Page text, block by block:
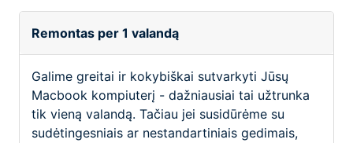
Remontas per 1 valandą
Galime greitai ir kokybiškai sutvarkyti Jūsų
Macbook kompiuterį - dažniausiai tai užtrunka
tik vieną valandą. Tačiau jei susidūrėme su
sudėtingesniais ar nestandartiniais gedimais,